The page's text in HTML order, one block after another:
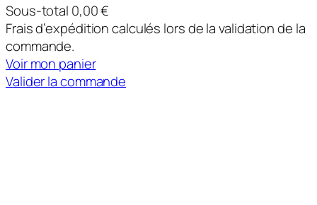
Produits
dans
le
panier
Sous-total 0,00 €
Frais d’expédition calculés lors de la validation de la
commande.
Voir mon panier
Valider la commande